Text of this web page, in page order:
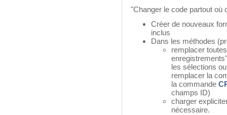
"Changer le code partout où
Créer de nouveaux
inclus
Dans les méthodes
remplacer
les sélections
remplacer la
la commande
champs ID)
charger
nécessaire.